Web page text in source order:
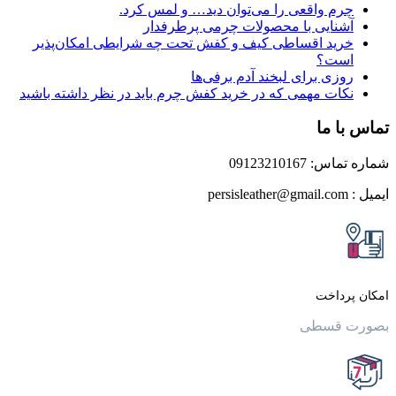
واقعی را می‌توان دید… و لمس کرد.
با محصولات چرمی پرطرفدار
اقساطی کیف و کفش تحت چه شرایطی امکان‌پذیر
برای لبخند آدم برفی‌ها
مهمی که در خرید کفش چرم باید در نظر داشته باشید
ما
قسطی